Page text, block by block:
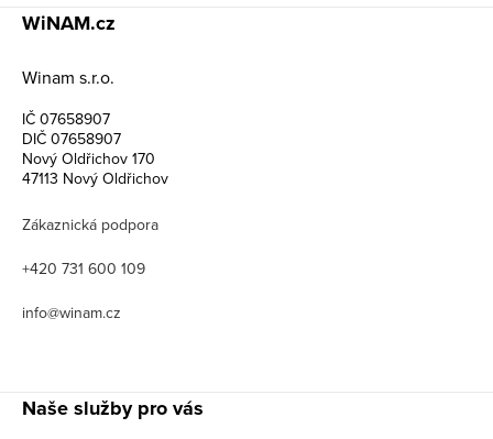
WiNAM.cz
Winam s.r.o.
IČ 07658907
DIČ 07658907
Nový Oldřichov 170
47113 Nový Oldřichov
Zákaznická podpora
+420 731 600 109
info@winam.cz
Naše služby pro vás